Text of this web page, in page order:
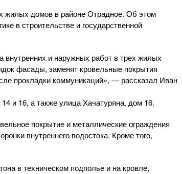
жилых домов в районе Отрадное. Об этом
в строительстве и государственной
внутренних и наружных работ в трех жилых
фасады, заменят кровельные покрытия
прокладки коммуникаций», — рассказал Иван
и 16, а также улица Хачатуряна, дом 16.
покрытие и металлические ограждения
внутреннего водостока. Кроме того,
в техническом подполье и на кровле,